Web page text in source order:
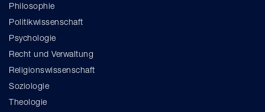
Philosophie
Politikwissenschaft
Psychologie
Recht und Verwaltung
Religionswissenschaft
Soziologie
Theologie